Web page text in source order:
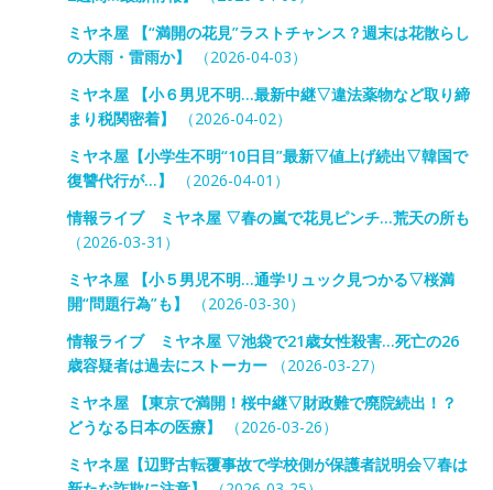
ミヤネ屋 【“満開の花見”ラストチャンス？週末は花散らし
の大雨・雷雨か】
（2026-04-03）
ミヤネ屋 【小６男児不明…最新中継▽違法薬物など取り締
まり税関密着】
（2026-04-02）
ミヤネ屋【小学生不明“10日目”最新▽値上げ続出▽韓国で
復讐代行が…】
（2026-04-01）
情報ライブ ミヤネ屋 ▽春の嵐で花見ピンチ…荒天の所も
（2026-03-31）
ミヤネ屋 【小５男児不明…通学リュック見つかる▽桜満
開“問題行為”も】
（2026-03-30）
情報ライブ ミヤネ屋 ▽池袋で21歳女性殺害…死亡の26
歳容疑者は過去にストーカー（2026-03-27）
ミヤネ屋 【東京で満開！桜中継▽財政難で廃院続出！？
どうなる日本の医療】
（2026-03-26）
ミヤネ屋【辺野古転覆事故で学校側が保護者説明会▽春は